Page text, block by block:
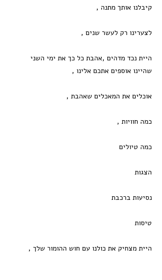
קיבלנו אותך מתנה ,
לצערינו רק לעשר שנים ,
היית נכד מדהים ,אהבת כל כך את ימי השני
שהיינו אוספים אתכם אלינו ,
אוכלים את המאכלים שאהבת ,
כמה חוויות ,
כמה טיולים
הצגות
נסיעות ברכבת
טיסות
היית מצחיק את כולנו עם חוש ההומור שלך ,